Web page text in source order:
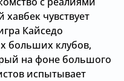
чувствует
Кайседо
больших клубов,
на фоне большого
испытывает